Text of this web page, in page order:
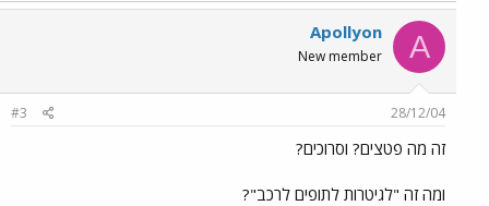
A
Apollyon
New member
28/12/04
#3
זה מה פטצים? וסרוכים?
ומה זה "לגיטרות לתופים לרכב"?